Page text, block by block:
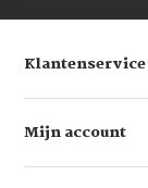
Klantenservice
Mijn account